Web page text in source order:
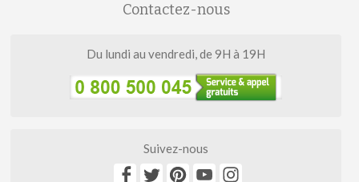
Contactez-nous
Du lundi au vendredi, de 9H à 19H
Suivez-nous